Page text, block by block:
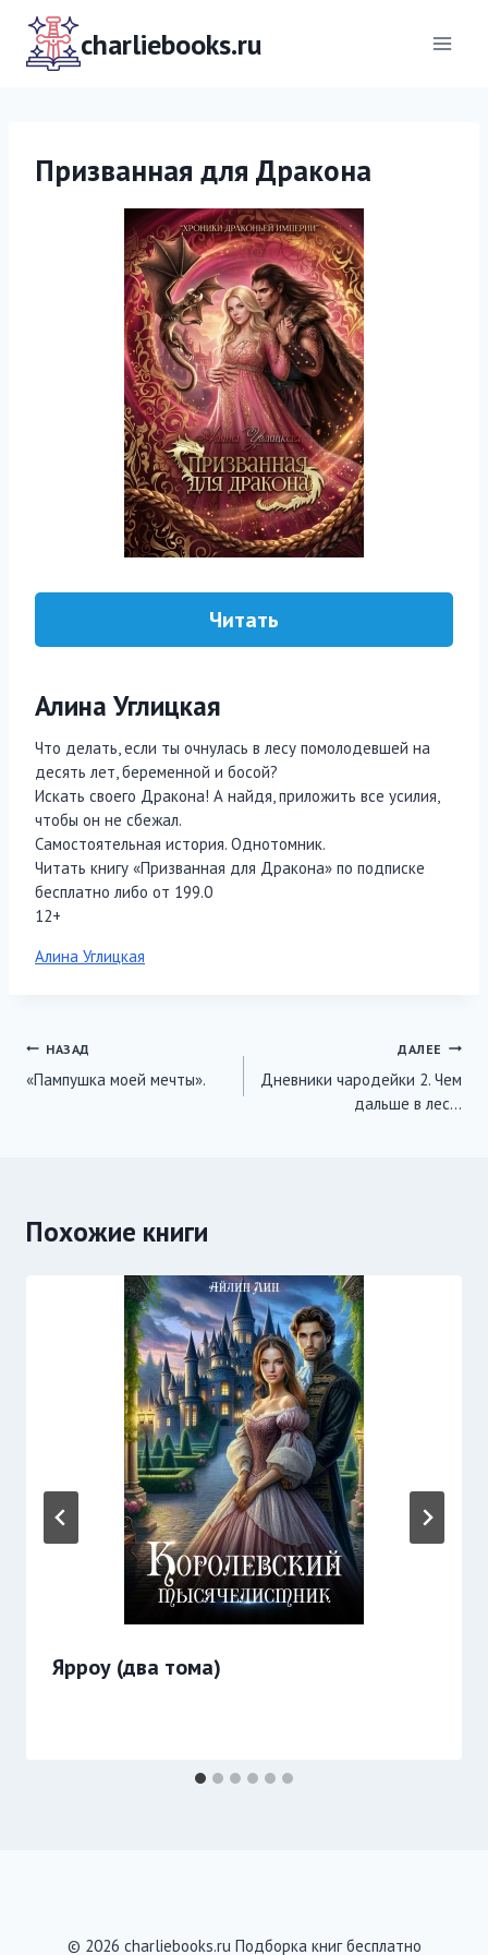
Перейти
содержимомуcharliebooks.ru
Призванная для Дракона
Читать
Алина Углицкая
Что делать, если ты очнулась в лесу помолодевшей на
десять лет, беременной и босой?
Искать своего Дракона! А найдя, приложить все усилия,
чтобы он не сбежал.
Самостоятельная история. Однотомник.
Читать книгу «Призванная для Дракона» по подписке
бесплатно либо от 199.0
12+
Метки
Алина Углицкая
Навигация
по
НАЗАД
«Пампушка моей мечты».
ДАЛЕЕ
Дневники чародейки 2. Чем
дальше в лес…
Похожие книги
Ярроу (два тома)
© 2026 charliebooks.ru Подборка книг бесплатно